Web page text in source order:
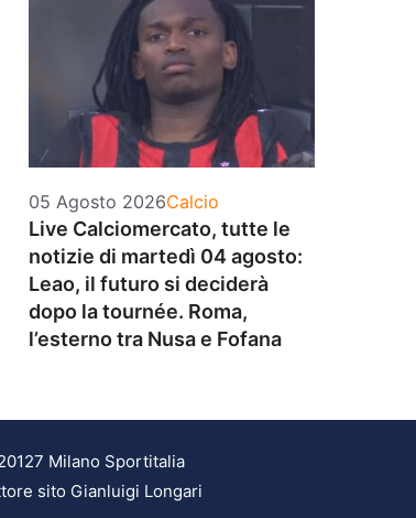
05 Agosto 2026Categorie
Calcio
Live Calciomercato, tutte le
notizie di martedì 04 agosto:
Leao, il futuro si deciderà
dopo la tournée. Roma,
l’esterno tra Nusa e Fofana
Milano Sportitalia
sito Gianluigi Longari